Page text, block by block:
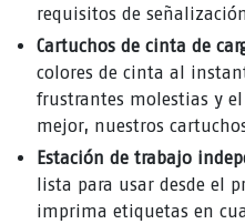
requisitos de señalización
Cartuchos de cinta de
colores de cinta al
frustrantes molestias y
mejor, nuestros
Estación de trabajo
lista para usar desde el
imprima etiquetas en